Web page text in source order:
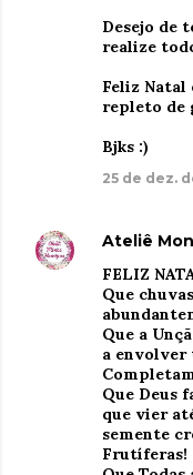
Desejo de
realize
Feliz Natal
repleto de
Bjks :)
25 de dez.
Ateliê
FELIZ
Que
Que a
a envolver
Que Deus
que vier
semente
Frutíferas!